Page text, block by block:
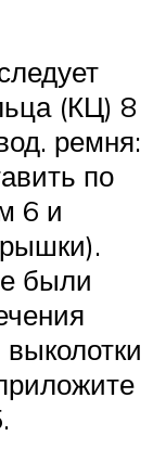
(КЦ) 8
ремня:
по
6 и
были